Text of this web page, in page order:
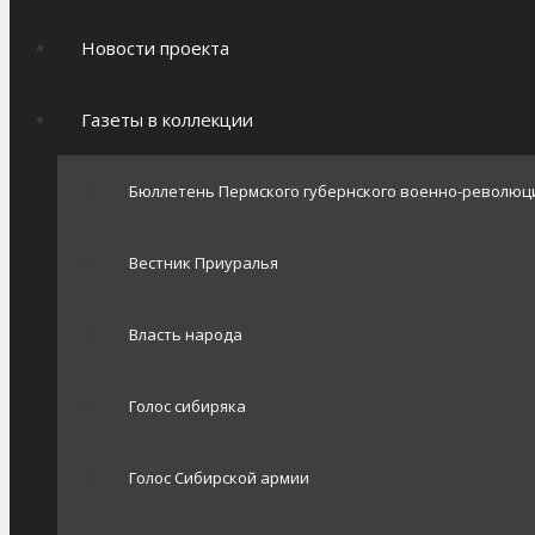
Новости проекта
Газеты в коллекции
Бюллетень Пермского губернского военно-
Вестник Приуралья
Власть народа
Голос сибиряка
Голос Сибирской армии